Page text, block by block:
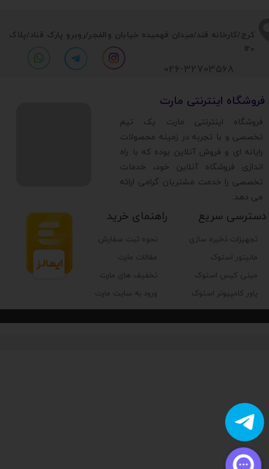
​​کرج/کارخانه قند/میدان فهمیده خیابان والفجر/روبرو پارک قناد/پلاک
120
تجهیزات ذخیره سازی
مانیتور استوک
مینی کیس استوک
پاور کامپیوتر استوک
دسترسی سریع راهنمای خرید
نحوه ثبت سفارش
مقالات مارت
تخفیف های مارت
ورود به سایت مارت
​فروشگاه اینترنتی مارت
​فروشگاه اینترنتی مارت یک تیم
تخصصی و با تجربه در زمینه محصولات
رایانه ای و فروش آنلاین بوده که با راه
اندازی فروشگاه آنلاین خود، خدمات
تخصصی را خدمت مشتریان گرامی ارائه
می دهد.
026-32703568